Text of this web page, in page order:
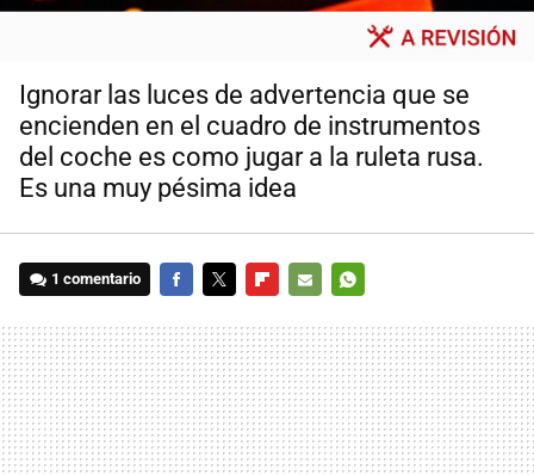
Ignorar las luces de advertencia que se
encienden en el cuadro de instrumentos
del coche es como jugar a la ruleta rusa.
Es una muy pésima idea
1 comentario
MAIL